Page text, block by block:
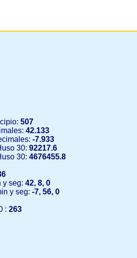
507
42.133
-7.933
30: 92217.6
30: 4676455.8
y seg: 42, 8, 0
y seg: -7, 56, 0
: 263